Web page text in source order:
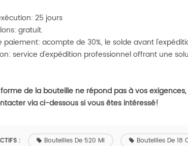
25 jours
gratuit.
paiement: acompte de 30%, le solde avant
service d'expédition professionnel offrant une
forme de la bouteille ne répond pas à vos
via ci-dessous si vous êtes intéressé!
: Bouteilles De 520 Ml Bouteilles De 18